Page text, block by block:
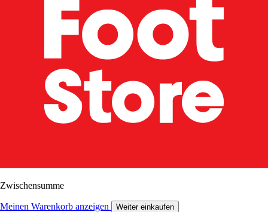
Zwischensumme
Meinen Warenkorb anzeigen Weiter einkaufen